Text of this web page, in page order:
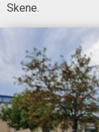
Skene.